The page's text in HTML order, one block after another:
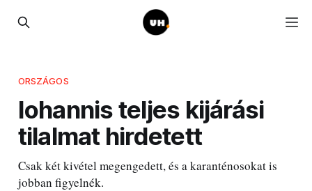
ORSZÁGOS
Iohannis teljes kijárási
tilalmat hirdetett
Csak két kivétel megengedett, és a karanténosokat is
jobban figyelnék.